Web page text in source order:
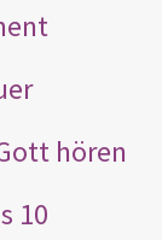
hören
10